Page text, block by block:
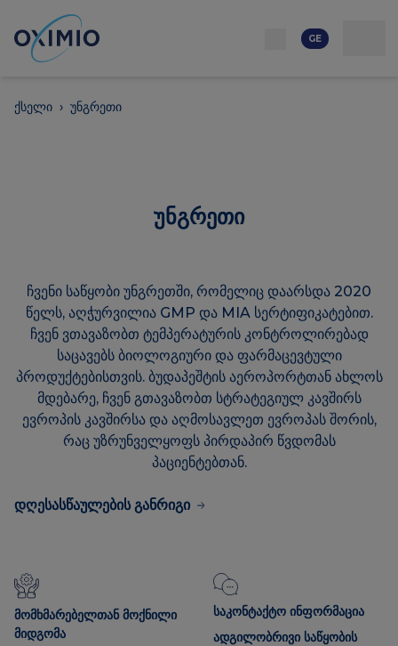
კარიერა
GE
ქსელი › უნგრეთი
უნგრეთი
ჩვენი საწყობი უნგრეთში, რომელიც დაარსდა 2020
წელს, აღჭურვილია GMP და MIA სერტიფიკატებით.
ჩვენ ვთავაზობთ ტემპერატურის კონტროლირებად
საცავებს ბიოლოგიური და ფარმაცევტული
პროდუქტებისთვის. ბუდაპეშტის აეროპორტთან ახლოს
მდებარე, ჩვენ გთავაზობთ სტრატეგიულ კავშირს
ევროპის კავშირსა და აღმოსავლეთ ევროპას შორის,
რაც უზრუნველყოფს პირდაპირ წვდომას
პაციენტებთან.
დღესასწაულების განრიგი
მომხმარებელთან მოქნილი
მიდგომა
საკონტაქტო ინფორმაცია
ადგილობრივი საწყობის